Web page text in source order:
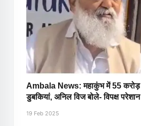
Ambala News: महाकुंभ में 55 करोड़
डुबकियां, अनिल विज बोले- विपक्ष परेशान |
19 Feb 2025